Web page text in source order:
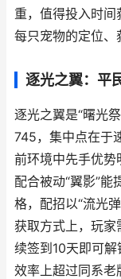
重，值得投入时
每只宠物的定位、
逐光之翼：平
逐光之翼是“曙光
745，集中点在于
前环境中先手优势
配合被动“翼影”能
格，配招以“流光
获取方式上，玩家
续签到10天即可
效率上超过同系老